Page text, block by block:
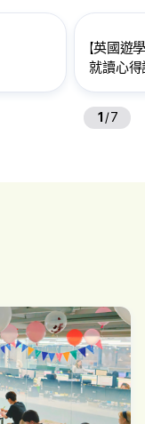
【英國遊
就讀心得
1 /7